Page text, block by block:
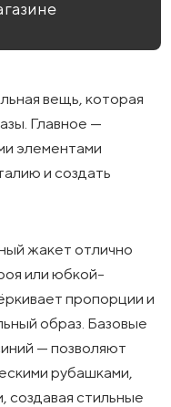
вещь, которая
Главное —
элементами
и создать
жакет отлично
или юбкой-
пропорции и
образ. Базовые
— позволяют
рубашками,
создавая стильные